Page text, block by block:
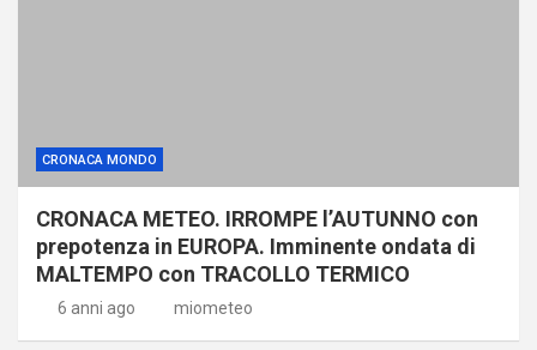
CRONACA MONDO
CRONACA METEO. IRROMPE l’AUTUNNO con
prepotenza in EUROPA. Imminente ondata di
MALTEMPO con TRACOLLO TERMICO
6 anni ago miometeo